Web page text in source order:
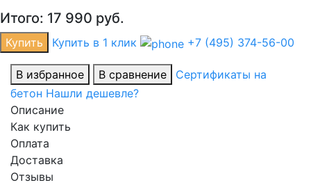
Итого: 17 990 руб.
Купить Купить в 1 клик +7 (495) 374-56-00
В избранное В сравнение
Сертификаты на
бетон Нашли дешевле?
Описание
Как купить
Оплата
Доставка
Отзывы